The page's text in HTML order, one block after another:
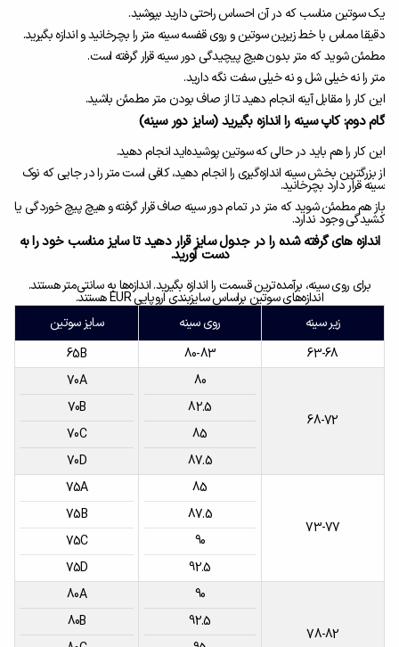
یک سوتین مناسب که در آن احساس راحتی دارید بپوشید.
دقیقا مماس با خط زیرین سوتین و روی قفسه سینه متر را بچرخانید و اندازه بگیرید.
مطمئن شوید که متر بدون هیچ پیچیدگی دور سینه قرار گرفته است.
متر را نه خیلی شل و نه خیلی سفت نگه دارید.
این کار را مقابل آینه انجام دهید تا از صاف بودن متر مطمئن باشید.
گام دوم: کاپ سینه را اندازه بگیرید (سایز دور سینه)
این کار را هم باید در حالی که سوتین پوشیده‌اید انجام دهید.
از بزرگترین بخش سینه اندازه‌گیری را انجام دهید، کافی است متر را در جایی که نوک
سینه قرار دارد بچرخانید.
باز هم مطمئن شوید که متر در تمام دور سینه صاف قرار گرفته و هیچ پیچ خوردگی یا
کشیدگی وجود ندارد.
اندازه های گرفته شده را در جدول سایز قرار دهید تا سایز مناسب خود را به
دست آورید.
برای روی سینه، برآمده‌ترین قسمت را اندازه بگیرید. اندازه‌ها به سانتی‌متر هستند.
اندازه‌های سوتین براساس سایزبندی اروپایی EUR هستند.
زیر سینه
روی سینه
سایز سوتین
63-68
80-83
65B
68-72
80
82.5
85
87.5
70A
70B
70C
70D
73-77
85
87.5
90
92.5
75A
75B
75C
75D
78-82
90
92.5
80A
80B